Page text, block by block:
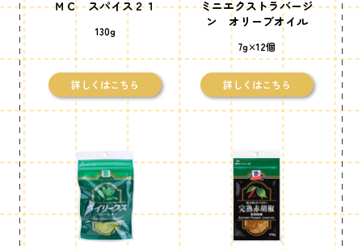
ＭＣ スパイス２１
130g
詳しくはこちら
ミニエクストラバージ
ン オリーブオイル
7g×12個
詳しくはこちら